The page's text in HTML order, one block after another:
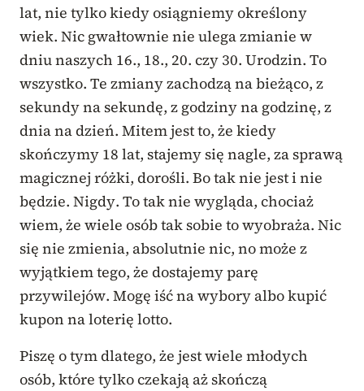
lat, nie tylko kiedy osiągniemy określony
wiek. Nic gwałtownie nie ulega zmianie w
dniu naszych 16., 18., 20. czy 30. Urodzin. To
wszystko. Te zmiany zachodzą na bieżąco, z
sekundy na sekundę, z godziny na godzinę, z
dnia na dzień. Mitem jest to, że kiedy
skończymy 18 lat, stajemy się nagle, za sprawą
magicznej różki, dorośli. Bo tak nie jest i nie
będzie. Nigdy. To tak nie wygląda, chociaż
wiem, że wiele osób tak sobie to wyobraża. Nic
się nie zmienia, absolutnie nic, no może z
wyjątkiem tego, że dostajemy parę
przywilejów. Mogę iść na wybory albo kupić
kupon na loterię lotto.
Piszę o tym dlatego, że jest wiele młodych
osób, które tylko czekają aż skończą